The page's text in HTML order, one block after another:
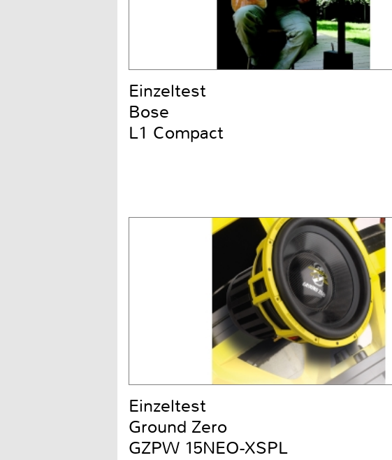
Einzeltest
Bose
L1 Compact
Einzeltest
Ground Zero
GZPW 15NEO-XSPL